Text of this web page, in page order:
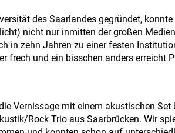
des Saarlandes gegründet,
nicht nur inmitten der großen
in zehn Jahren zu einer festen
frech und ein bisschen anders erreicht
Vernissage mit einem akustischen
Rock Trio aus Saarbrücken. Wir